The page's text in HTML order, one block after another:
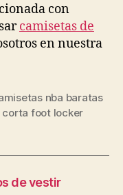
con
camisetas de
en nuestra
nba baratas
corta foot locker
de vestir